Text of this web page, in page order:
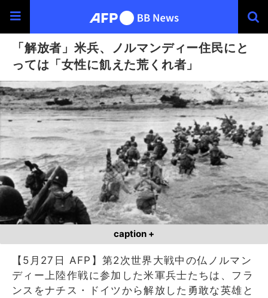
「解放者」米兵、ノルマンディー住民にと
っては「女性に飢えた荒くれ者」
caption +
【5月27日 AFP】第2次世界大戦中の仏ノルマン
ディー上陸作戦に参加した米軍兵士たちは、フラ
ンスをナチス・ドイツから解放した勇敢な英雄と